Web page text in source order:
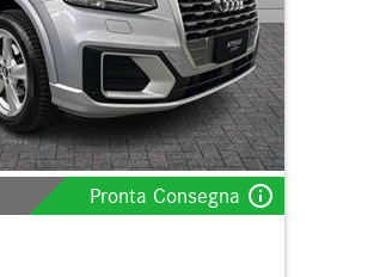
Pronta Consegna info_outline